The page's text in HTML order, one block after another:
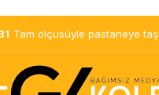
Tam ölçüsüyle pastaneye